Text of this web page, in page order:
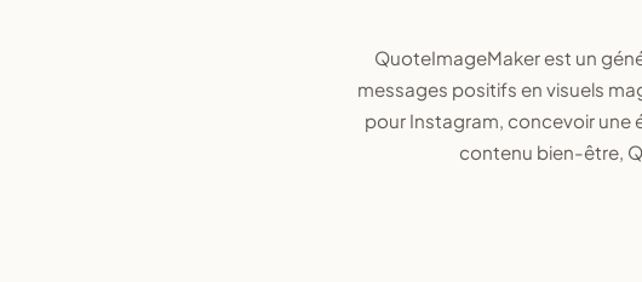
QuoteImageMaker est un
messages positifs en visuels
pour Instagram, concevoir une
contenu bien-être,